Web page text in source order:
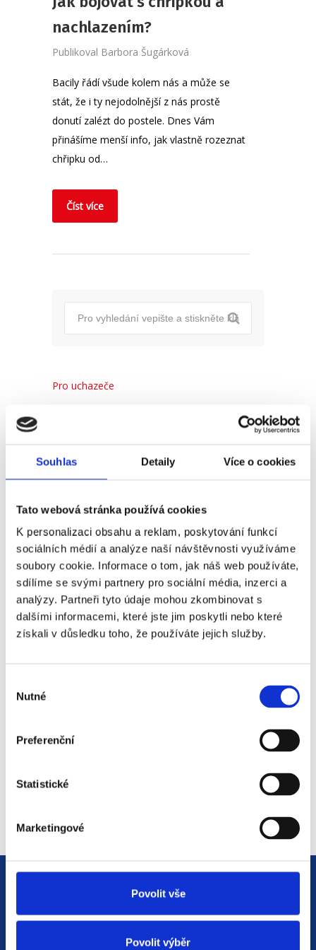
Souhlas Detaily Více o cookies
Tato webová stránka používá cookies
K personalizaci obsahu a reklam, poskytování funkcí
sociálních médií a analýze naší návštěvnosti využíváme
soubory cookie. Informace o tom, jak náš web používáte,
sdílíme se svými partnery pro sociální média, inzerci a
analýzy. Partneři tyto údaje mohou zkombinovat s
dalšími informacemi, které jste jim poskytli nebo které
získali v důsledku toho, že používáte jejich služby.
souhlasu
Nutné
Preferenční
Statistické
Marketingové
Povolit vše
Povolit výběr
nachlazením?
Publikoval Barbora Šugárková
Bacily řádí všude kolem nás a může se
stát, že i ty nejodolnější z nás prostě
donutí zalézt do postele. Dnes Vám
přinášíme menší info, jak vlastně rozeznat
chřipku od…
Číst více
Pro uchazeče
Recent Popular Comments
(Ne)komunikace se
zaměstnavatelem
18. 9. 2025